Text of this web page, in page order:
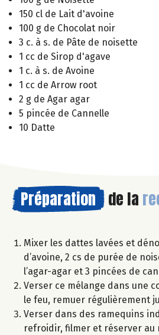
150 cl de Lait d'avoine
100 g de Chocolat noir
3 c. à s. de Pâte de noisette
1 cc de Sirop d'agave
1 c. à s. de Avoine
1 cc de Arrow root
2 g de Agar agar
5 pincée de Cannelle
10 Datte
Préparation de la
Mixer les dattes lavées et
d’avoine, 2 cs de purée de
l’agar-agar et 3 pincées de
Verser ce mélange dans une
le feu, remuer régulièrement
Verser dans des ramequins
refroidir, filmer et réserver